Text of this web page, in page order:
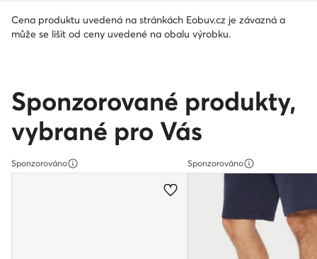
Cena produktu uvedená na stránkách Eobuv.cz je závazná a
může se lišit od ceny uvedené na obalu výrobku.
Sponzorované produkty,
vybrané pro Vás
Sponzorováno Sponzorováno